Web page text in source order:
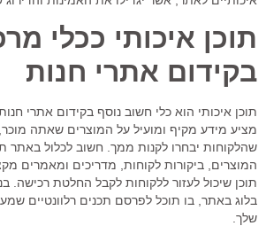
תוכן איכותי ככלי
בקידום אתרי חנות
תוכן איכותי הוא כלי חשוב נוסף בקידום אתרי
מציע מידע מקיף ומועיל על המוצרים שאתה מוכר,
שהלקוחות יבחרו לקנות ממך. חשוב לכלול באתר
המוצרים, ביקורות לקוחות, מדריכים ומאמרים
תוכן שיכול לעזור ללקוחות לקבל החלטת רכישה.
בלוג באתר, בו תוכל לפרסם תכנים רלוונטיים
שלך.